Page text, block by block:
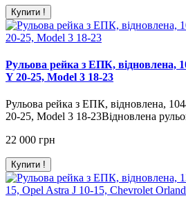
Купити !
Рульова рейка з ЕПК, відновлена,
Y 20-25, Model 3 18-23
Рульова рейка з ЕПК, відновлена,
20-25, Model 3 18-23Відновлена
22 000 грн
Купити !